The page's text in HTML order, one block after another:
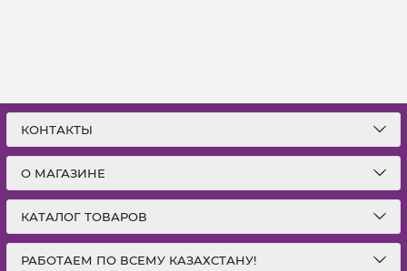
КОНТАКТЫ
О МАГАЗИНЕ
КАТАЛОГ ТОВАРОВ
РАБОТАЕМ ПО ВСЕМУ КАЗАХСТАНУ!